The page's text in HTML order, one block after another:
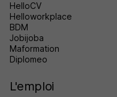
HelloCV
Helloworkplace
BDM
Jobijoba
Maformation
Diplomeo
L'emploi